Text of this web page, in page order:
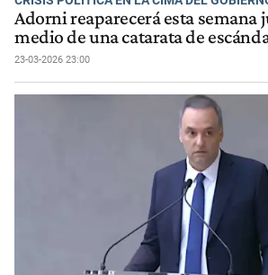
Adorni reaparecerá esta semana
medio de una catarata de
23-03-2026 23:00